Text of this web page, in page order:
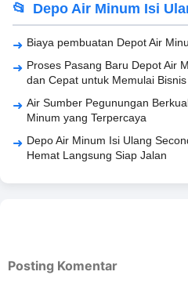
Depo Air Minum Isi
Biaya pembuatan Depot Air
Proses Pasang Baru Depot Air
dan Cepat untuk Memulai Bisnis
Air Sumber Pegunungan
Minum yang Terpercaya
Depo Air Minum Isi Ulang
Hemat Langsung Siap Jalan
Posting Komentar